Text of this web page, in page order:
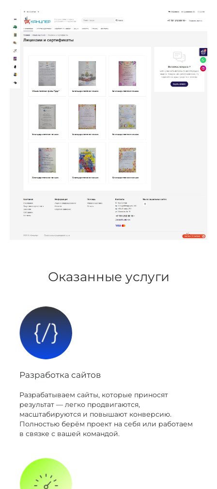
Оказанные услуги
Разработка сайтов
Разрабатываем сайты, которые приносят
результат — легко продвигаются,
масштабируются и повышают конверсию.
Полностью берём проект на себя или работаем
в связке с вашей командой.